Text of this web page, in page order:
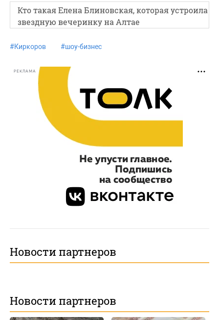
Кто такая Елена Блиновская, которая устроила
звездную вечеринку на Алтае
#Киркоров #шоу-бизнес
РЕКЛАМА
Новости партнеров
Новости партнеров